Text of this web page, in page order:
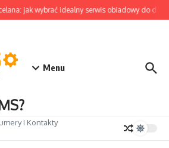
jak wybrać idealny serwis obiadowy do domu
Menu
I Kontakty